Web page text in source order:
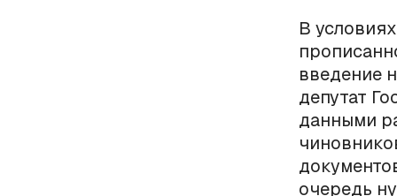
В
введение
депутат
данными
очередь